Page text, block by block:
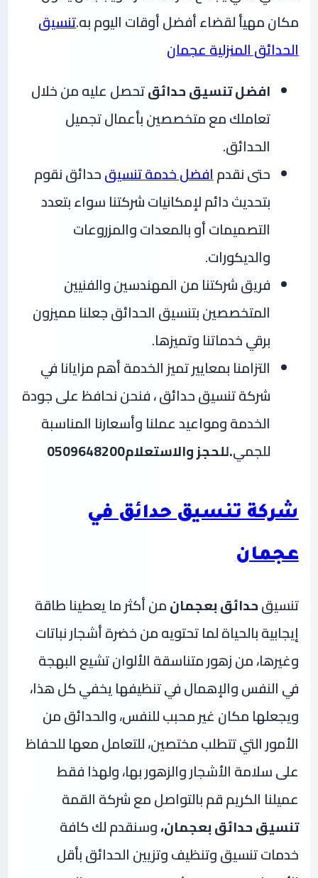
مكان مهيأ لقضاء أفضل أوقات اليوم به.تنسيق
الحدائق المنزلية عجمان
افضل تنسيق حدائقتحصل عليه من خلال
تعاملك مع متخصصين بأعمال تجميل
الحدائق.
حتى نقدمافضل خدمة تنسيقحدائق نقوم
بتحديث دائم لإمكانيات شركتنا سواء بتعدد
التصميمات أو بالمعدات والمزروعات
والديكورات.
فريق شركتنا من المهندسين والفنيين
المتخصصين بتنسيق الحدائق جعلنا مميزون
برقي خدماتنا وتميزها.
التزامنا بمعايير تميز الخدمة أهم مزايانا في
شركة تنسيق حدائق ، فنحن نحافظ على جودة
الخدمة ومواعيد عملنا وأسعارنا المناسبة
للجمي.للحجز والاستعلام0509648200
شركة تنسيق حدائق في
عجمان
تنسيقحدائق بعجمانمن أكثر ما يعطينا طاقة
إيجابية بالحياة لما تحتويه من خضرة أشجار نباتات
وغيرها، من زهور متناسقة الألوان تشيع البهجة
في النفس والإهمال في تنظيفها يخفي كل هذا،
ويجعلها مكان غير محبب للنفس، والحدائق من
الأمور التي تتطلب مختصين، للتعامل معها للحفاظ
على سلامة الأشجار والزهور بها، ولهذا فقط
عميلنا الكريم قم بالتواصل مع شركة القمة
تنسيق حدائق بعجمان،وسنقدم لك كافة
خدمات تنسيق وتنظيف وتزيين الحدائق بأقل